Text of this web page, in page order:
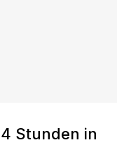
Stunden in